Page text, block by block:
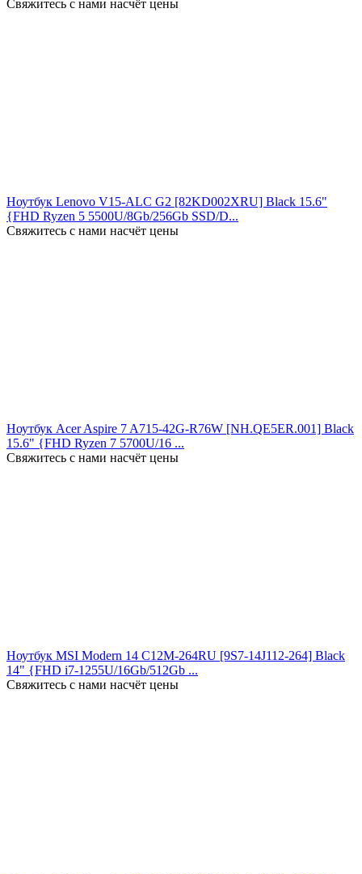
Свяжитесь с нами насчёт цены
Ноутбук Lenovo V15-ALC G2 [82KD002XRU] Black 15.6"
{FHD Ryzen 5 5500U/8Gb/256Gb SSD/D...
Свяжитесь с нами насчёт цены
Ноутбук Acer Aspire 7 A715-42G-R76W [NH.QE5ER.001] Black
15.6" {FHD Ryzen 7 5700U/16 ...
Свяжитесь с нами насчёт цены
Ноутбук MSI Modern 14 C12M-264RU [9S7-14J112-264] Black
14" {FHD i7-1255U/16Gb/512Gb ...
Свяжитесь с нами насчёт цены